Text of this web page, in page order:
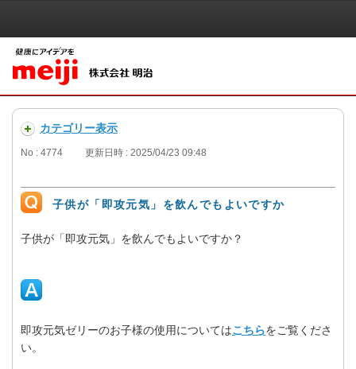
カテゴリー表示
No : 4774 更新日時 : 2025/04/23 09:48
子供が「即攻元気」を飲んでもよいですか
子供が「即攻元気」を飲んでもよいですか？
即攻元気ゼリーのお子様の使用についてはこちらをご覧くださ
い。